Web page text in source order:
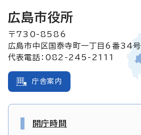
広島市役所
〒730-8586
広島市中区国泰寺町一丁目6番34号
代表電話：082-245-2111
庁舎案内
開庁時間